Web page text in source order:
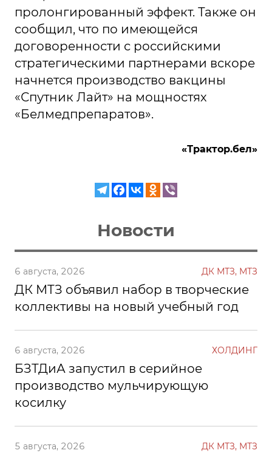
пролонгированный эффект. Также он
сообщил, что по имеющейся
договоренности с российскими
стратегическими партнерами вскоре
начнется производство вакцины
«Спутник Лайт» на мощностях
«Белмедпрепаратов».
«Трактор.бел»
Новости
6 августа, 2026 ДК МТЗ, МТЗ
ДК МТЗ объявил набор в творческие
коллективы на новый учебный год
6 августа, 2026 ХОЛДИНГ
БЗТДиА запустил в серийное
производство мульчирующую
косилку
5 августа, 2026 ДК МТЗ, МТЗ